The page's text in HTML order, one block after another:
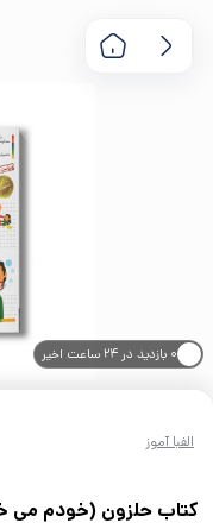
۰ بازدید در ۲۴ ساعت اخیر
الفبا آموز